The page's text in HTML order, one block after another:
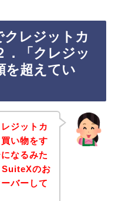
レジットカ
．「クレジッ
を超えてい
ジットカ
い物をす
なるみた
SuiteXのお
バーして